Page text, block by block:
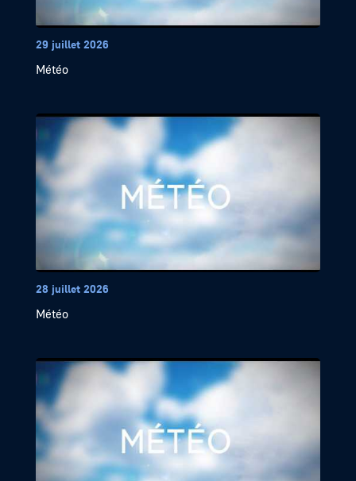
29 juillet 2026
Météo
28 juillet 2026
Météo